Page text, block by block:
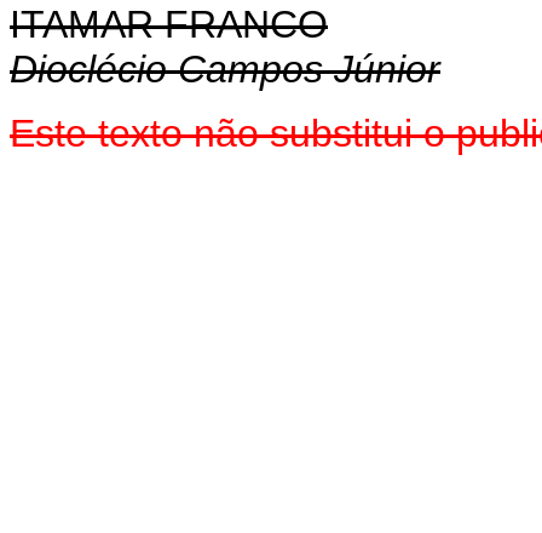
ITAMAR FRANCO
Dioclécio Campos Júnior
Este texto não substitui o